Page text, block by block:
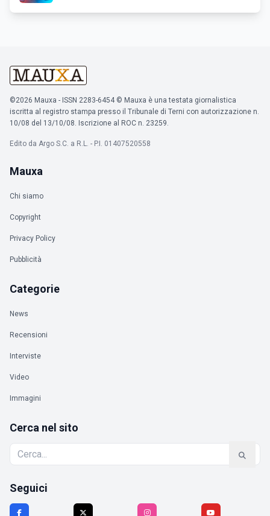
©2026 Mauxa - ISSN 2283-6454 © Mauxa è una testata giornalistica
iscritta al registro stampa presso il Tribunale di Terni con autorizzazione n.
10/08 del 13/10/08. Iscrizione al ROC n. 23259.
Edito da Argo S.C. a R.L. - P.I. 01407520558
Mauxa
Chi siamo
Copyright
Privacy Policy
Pubblicità
Categorie
News
Recensioni
Interviste
Video
Immagini
Cerca nel sito
Seguici